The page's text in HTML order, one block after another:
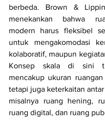
berbeda. Brown &
menekankan bahwa
modern harus fleksibel
untuk mengakomodasi
kolaboratif, maupun
Konsep skala di sini
mencakup ukuran
tetapi juga keterkaitan
misalnya ruang hening,
ruang digital, dan ruang